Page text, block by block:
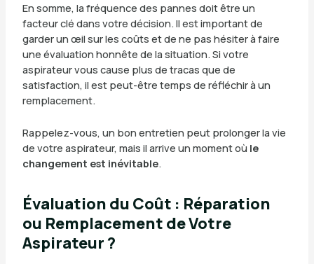
En somme, la fréquence des pannes doit être un
facteur clé dans votre décision. Il est important de
garder un œil sur les coûts et de ne pas hésiter à faire
une évaluation honnête de la situation. Si votre
aspirateur vous cause plus de tracas que de
satisfaction, il est peut-être temps de réfléchir à un
remplacement.
Rappelez-vous, un bon entretien peut prolonger la vie
de votre aspirateur, mais il arrive un moment où le
changement est inévitable.
Évaluation du Coût : Réparation
ou Remplacement de Votre
Aspirateur ?